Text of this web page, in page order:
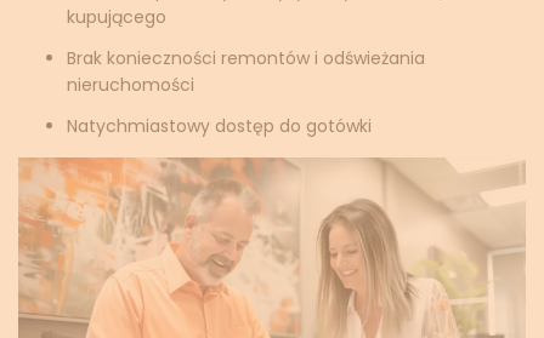
kupującego
Brak konieczności remontów i odświeżania
nieruchomości
Natychmiastowy dostęp do gotówki